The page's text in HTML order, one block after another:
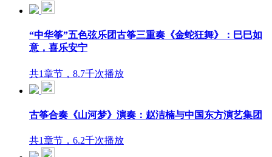
“中华筝”五色弦乐团古筝三重奏《金蛇狂舞》：巳巳如
意，喜乐安宁
共1章节，8.7千次播放
古筝合奏《山河梦》演奏：赵洁楠与中国东方演艺集团
共1章节，6.2千次播放